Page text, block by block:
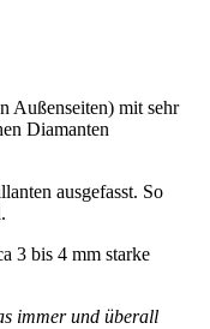
Außenseiten) mit sehr
Diamanten
ausgefasst. So
3 bis 4 mm starke
immer und überall